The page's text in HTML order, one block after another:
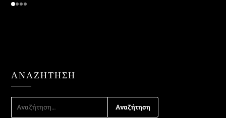
ΑΝΑΖΉΤΗΣΗ
ΑΝΑΖΉΤΗΣΗ
ΓΙΑ: